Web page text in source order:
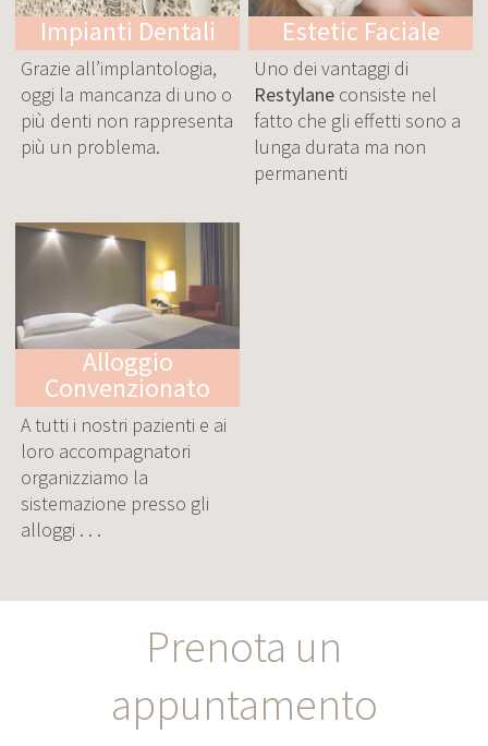
Impianti Dentali
Grazie all’implantologia,
oggi la mancanza di uno o
più denti non rappresenta
più un problema.
Estetic Faciale
Uno dei vantaggi di
Restylaneconsiste nel
fatto che gli effetti sono a
lunga durata ma non
permanenti
Alloggio
Convenzionato
A tutti i nostri pazienti e ai
loro accompagnatori
organizziamo la
sistemazione presso gli
alloggi . . .
Prenota un
appuntamento